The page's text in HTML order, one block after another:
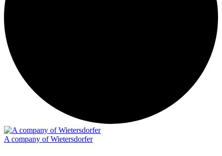
A company of Wietersdorfer